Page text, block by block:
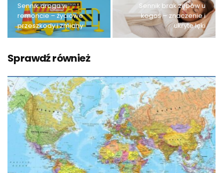
Sennik droga w
remoncie – życiowe
przeszkody i zmiany
Sennik brak zębów u
kogoś – znaczenie i
ukryte lęki
Sprawdź również